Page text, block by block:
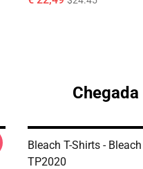
Bleach T-Shirts -
TP2020